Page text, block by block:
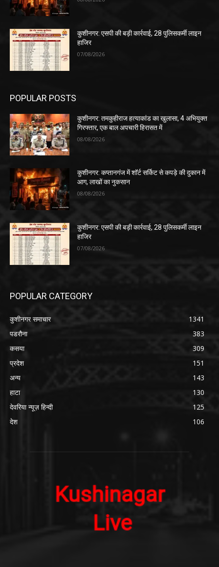
कुशीनगर: एसपी की बड़ी कार्रवाई, 28 पुलिसकर्मी लाइन
हाजिर
07/08/2026
POPULAR POSTS
कुशीनगर: तमकुहीराज हत्याकांड का खुलासा, 4 अभियुक्त
गिरफ्तार, एक बाल अपचारी हिरासत में
08/08/2026
कुशीनगर: कप्तानगंज में शॉर्ट सर्किट से कपड़े की दुकान में
आग, लाखों का नुकसान
08/08/2026
कुशीनगर: एसपी की बड़ी कार्रवाई, 28 पुलिसकर्मी लाइन
हाजिर
07/08/2026
POPULAR CATEGORY
कुशीनगर समाचार
1341
पडरौना
383
कसया
309
प्रदेश
151
अन्य
143
हाटा
130
देवरिया न्यूज़ हिन्दी
125
देश
106